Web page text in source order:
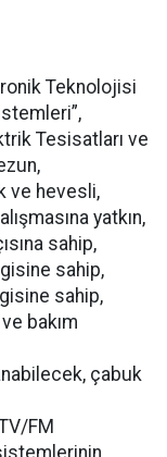
Teknolojisi
Tesisatları ve
ve hevesli,
yatkın,
sahip,
sahip,
sahip,
bakım
çabuk
FM